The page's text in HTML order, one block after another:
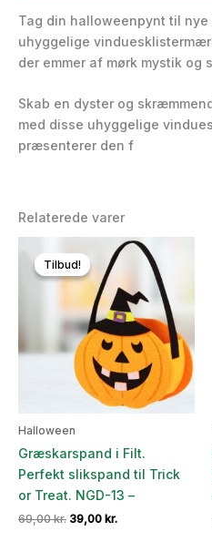
Tag din halloweenpynt til nye
uhyggelige
der emmer af mørk mystik og
Skab en dyster og
med disse uhyggelige
præsenterer den f
Relaterede varer
Tilbud!
Tilbud!
Halloween
Græskarspand i Filt.
Perfekt slikspand til Trick
or Treat. NGD-13 –
69,00kr. Den
39,00 kr.Den